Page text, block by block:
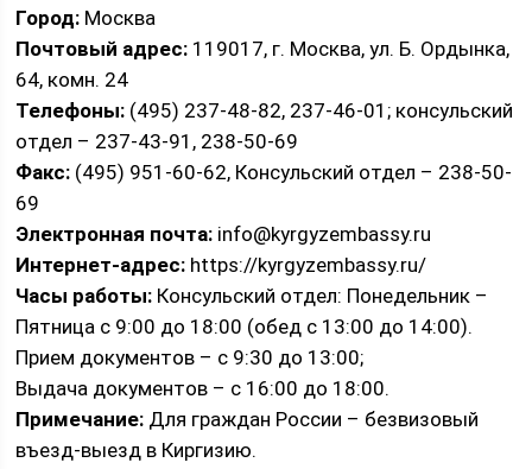
Город: Москва
Почтовый адрес: 119017, г. Москва, ул. Б. Ордынка,
64, комн. 24
Телефоны: (495) 237-48-82, 237-46-01; консульский
отдел – 237-43-91, 238-50-69
Факс: (495) 951-60-62, Консульский отдел – 238-50-
69
Электронная почта: info@kyrgyzembassy.ru
Интернет-адрес: https://kyrgyzembassy.ru/
Часы работы: Консульский отдел: Понедельник –
Пятница с 9:00 до 18:00 (обед с 13:00 до 14:00).
Прием документов – с 9:30 до 13:00;
Выдача документов – с 16:00 до 18:00.
Примечание: Для граждан России – безвизовый
въезд-выезд в Киргизию.